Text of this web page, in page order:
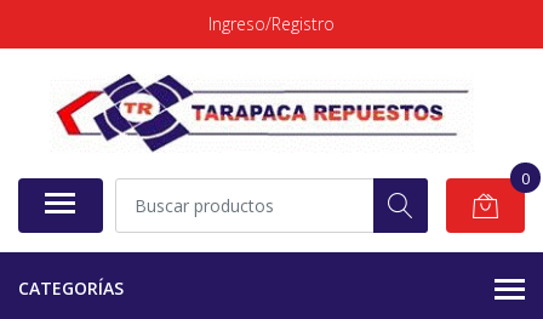
Ingreso/Registro
0
CATEGORÍAS